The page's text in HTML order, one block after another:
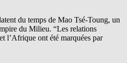
du temps de Mao Tsé-Toung, un
du Milieu. “Les relations
l’Afrique ont été marquées par